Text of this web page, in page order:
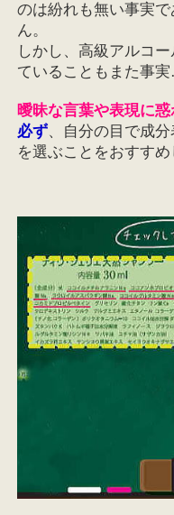
のは紛れも無い事実
ん。
しかし、高級アルコ
ていることもまた事実
曖昧な言葉や表現に
必ず、自分の目で成
を選ぶことをおすすめ